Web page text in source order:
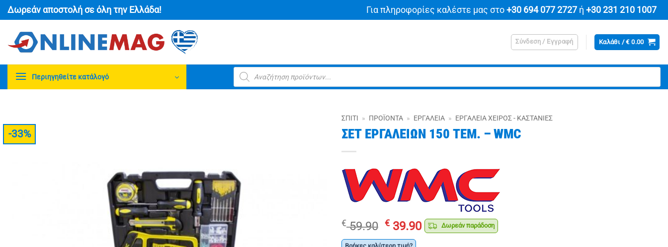
Μετάβαση
στο
περιεχόμενο
Δωρεάν αποστολή σε όλη την Ελλάδα! Για πληροφορίες καλέστε μας στο +30 694 077 2727ή +30 231 210 1007
Σύνδεση / Εγγραφή Καλάθι /€0.00
Περιηγηθείτε κατάλογό
Products
search
-33%
ΣΠΊΤΙ » ΠΡΟΪΌΝΤΑ » ΕΡΓΑΛΕΊΑ » ΕΡΓΑΛΕΊΑ ΧΕΙΡΌΣ - ΚΑΣΤΆΝΙΕΣ
ΣΕΤ ΕΡΓΑΛΕΙΩΝ 150 ΤΕΜ. – WMC
€59.90 Original
price
€ 39.90Η
τρέχουσα
Δωρεάν παράδοση